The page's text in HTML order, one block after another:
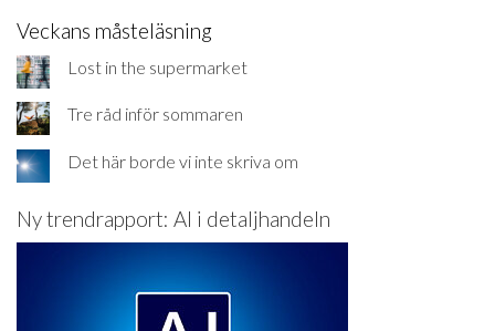
Veckans måsteläsning
Lost in the supermarket
Tre råd inför sommaren
Det här borde vi inte skriva om
Ny trendrapport: AI i detaljhandeln